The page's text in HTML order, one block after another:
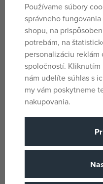
prútik a misku na
Vhodné od 3 rokov.
Parametre
Pohlavie
Krajina pôvodu
Používame súbory
správneho
shopu, na
potrebám, na
personalizáciu reklám
spoločností. Kliknutím
nám udelíte súhlas s
my vám poskytneme
nakupovania.